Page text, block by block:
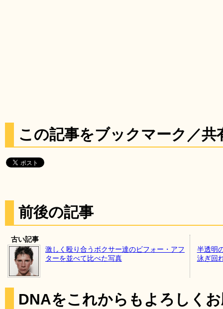
この記事をブックマーク／共
前後の記事
古い記事
激しく殴り合うボクサー達のビフォー・アフ
ターを並べて比べた写真
半透明
泳ぎ回
DNAをこれからもよろしく